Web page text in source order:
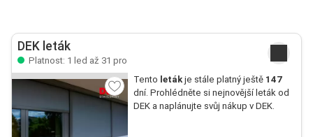
DEK leták
Platnost: 1 led až 31 pro
Tento letákje stále platný ještě 147
dní. Prohlédněte si nejnovější leták od
DEK a naplánujte svůj nákup v DEK.